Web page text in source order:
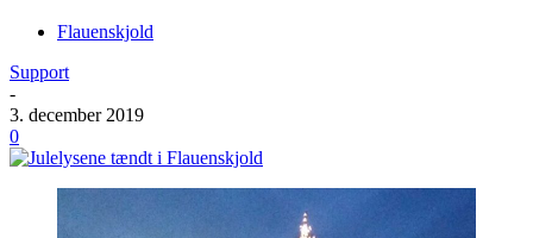
Flauenskjold
Support
-
3. december 2019
0